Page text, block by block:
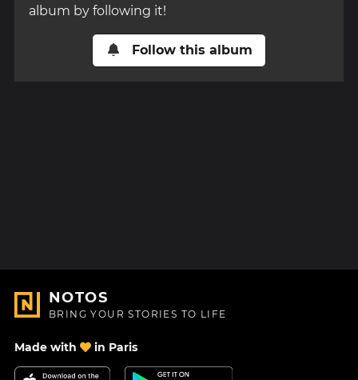
album by following it!
Follow this album
NOTOS
BRING YOUR STORIES TO LIFE
Made with in Paris